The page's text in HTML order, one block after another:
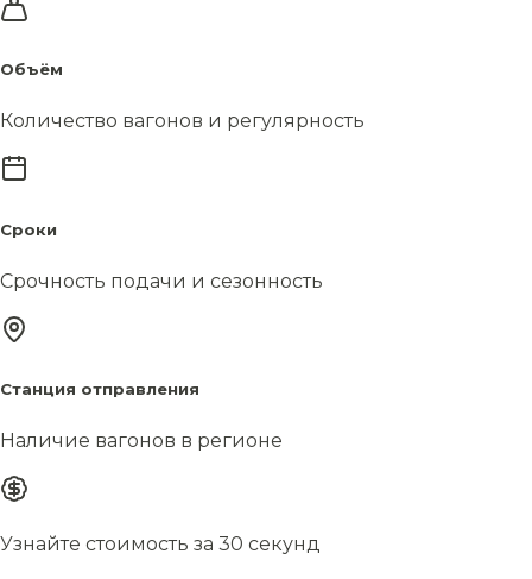
Объём
Количество вагонов и регулярность
Сроки
Срочность подачи и сезонность
Станция отправления
Наличие вагонов в регионе
Узнайте стоимость за 30 секунд